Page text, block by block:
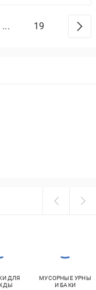
... 19
ДЛЯ
МУСОРНЫЕ УРНЫ
И БАКИ